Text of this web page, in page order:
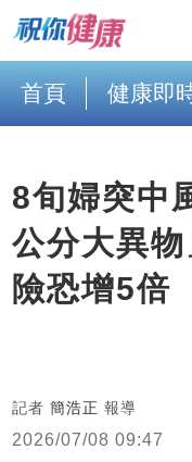
首頁 健康即
8旬婦突中
公分大異
險恐增5倍
記者 簡浩正 報導
2026/07/08 09:47